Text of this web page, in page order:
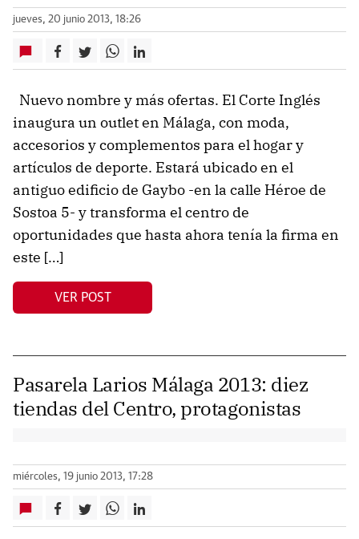
jueves, 20 junio 2013, 18:26
Nuevo nombre y más ofertas. El Corte Inglés
inaugura un outlet en Málaga, con moda,
accesorios y complementos para el hogar y
artículos de deporte. Estará ubicado en el
antiguo edificio de Gaybo -en la calle Héroe de
Sostoa 5- y transforma el centro de
oportunidades que hasta ahora tenía la firma en
este […]
VER POST
Pasarela Larios Málaga 2013: diez
tiendas del Centro, protagonistas
miércoles, 19 junio 2013, 17:28